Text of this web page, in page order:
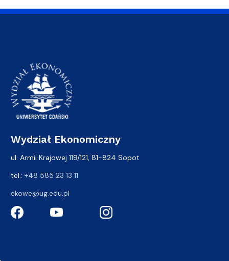
Wydział Ekonomiczny
ul. Armii Krajowej 119/121, 81-824 Sopot
tel.: +48 585 23 13 11
ekowe@ug.edu.pl